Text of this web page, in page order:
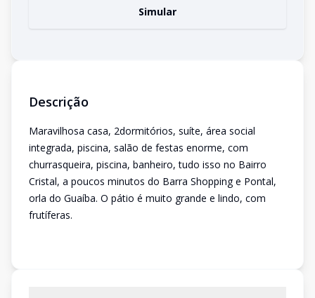
Simular
Descrição
Maravilhosa casa, 2dormitórios, suíte, área social
integrada, piscina, salão de festas enorme, com
churrasqueira, piscina, banheiro, tudo isso no Bairro
Cristal, a poucos minutos do Barra Shopping e Pontal,
orla do Guaíba. O pátio é muito grande e lindo, com
frutíferas.